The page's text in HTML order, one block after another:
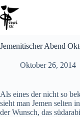
Jemenitischer Abend
Oktober 26, 2014
Als eines der nicht so
sieht man Jemen selten
der Wunsch, das